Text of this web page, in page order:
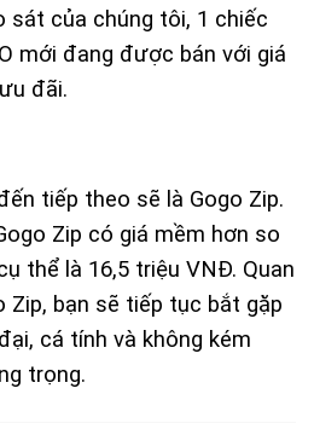
sát của chúng tôi, 1 chiếc
mới đang được bán với giá
đãi.
tiếp theo sẽ là Gogo Zip.
Zip có giá mềm hơn so
thể là 16,5 triệu VNĐ. Quan
Zip, bạn sẽ tiếp tục bắt gặp
cá tính và không kém
trọng.